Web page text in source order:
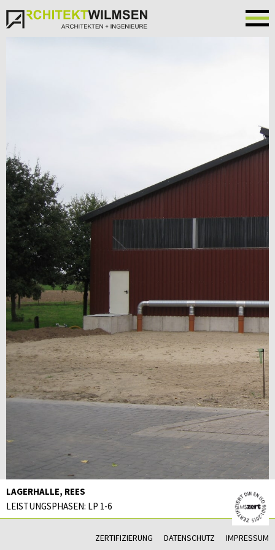
LAGERHALLE, REES
LEISTUNGSPHASEN: LP 1-6
ZERTIFIZIERUNG DATENSCHUTZ IMPRESSUM